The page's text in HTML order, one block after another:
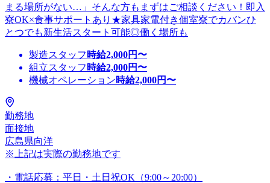
まる場所がない…」そんな方もまずはご相談ください！即入
寮OK×食事サポートあり★家具家電付き個室寮でカバンひ
とつでも新生活スタート可能◎働く場所も
製造スタッフ 時給2,000円〜
組立スタッフ 時給2,000円〜
機械オペレーション時給2,000円〜
勤務地
面接地
広島県向洋
※上記は実際の勤務地です
・電話応募：平日・土日祝OK（9:00～20:00）